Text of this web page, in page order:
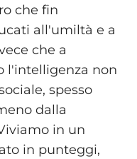
che fin
all'umiltà e a
che a
l'intelligenza non
spesso
dalla
in un
in punteggi,